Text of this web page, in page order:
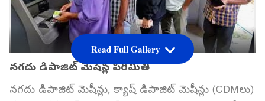
నగదు డిపాజిట్ మెషిన్ల పరిమితి
నగదు డిపాజిట్ మెషీన్లు, క్యాష్ డిపాజిట్ మెషీన్లు (CDMలు)
Read Full Gallery